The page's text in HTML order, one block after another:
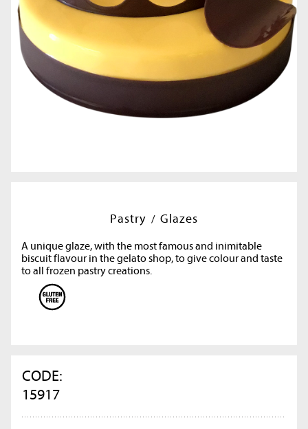
Pastry Glazes
A unique glaze, with the most famous and inimitable
biscuit flavour in the gelato shop, to give colour and taste
to all frozen pastry creations.
CODE:
15917